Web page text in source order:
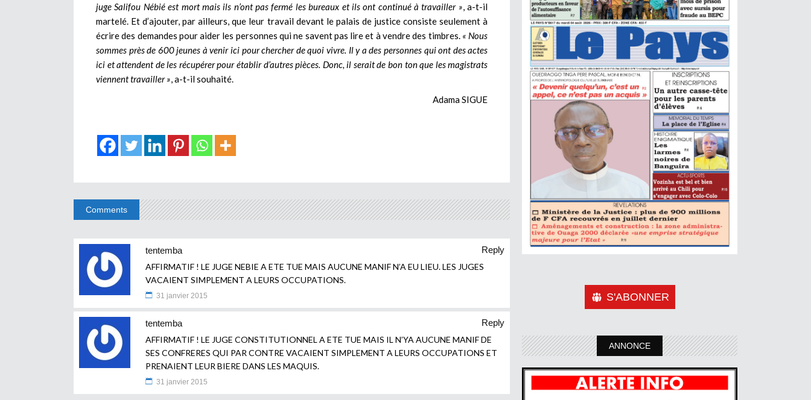
juge Salifou Nébié est mort mais ils n’ont pas fermé les bureaux et ils ont continué à travailler » , a-t-il
martelé. Et d’ajouter, par ailleurs, que leur travail devant le palais de justice consiste seulement à
écrire des demandes pour aider les personnes qui ne savent pas lire et à vendre des timbres. « Nous
sommes près de 600 jeunes à venir ici pour chercher de quoi vivre. Il y a des personnes qui ont des actes
ici et attendent de les récupérer pour établir d’autres pièces. Donc, il serait de bon ton que les magistrats
viennent travailler » , a-t-il souhaité.
Adama SIGUE
Comments
tentemba
Reply
AFFIRMATIF ! LE JUGE NEBIE A ETE TUE MAIS AUCUNE MANIF N’A EU LIEU. LES JUGES
VACAIENT SIMPLEMENT A LEURS OCCUPATIONS.
31 janvier 2015
tentemba
Reply
AFFIRMATIF ! LE JUGE CONSTITUTIONNEL A ETE TUE MAIS IL N’YA AUCUNE MANIF DE
SES CONFRERES QUI PAR CONTRE VACAIENT SIMPLEMENT A LEURS OCCUPATIONS ET
PRENAIENT LEUR BIERE DANS LES MAQUIS.
31 janvier 2015
S'ABONNER
ANNONCE